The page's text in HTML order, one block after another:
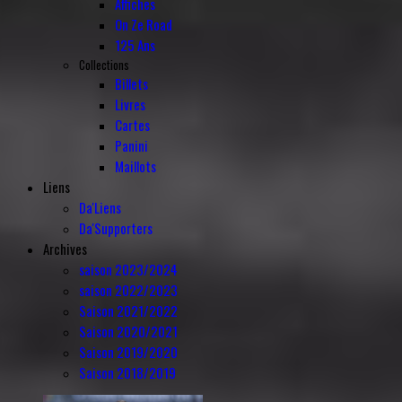
On Ze Road
125 Ans
Collections
Billets
Livres
Cartes
Panini
Maillots
Liens
Da'Liens
Da'Supporters
Archives
saison 2023/2024
saison 2022/2023
Saison 2021/2022
Saison 2020/2021
Saison 2019/2020
Saison 2018/2019